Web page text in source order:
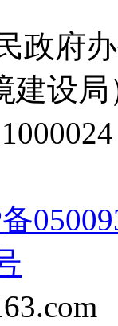
政府
建设局